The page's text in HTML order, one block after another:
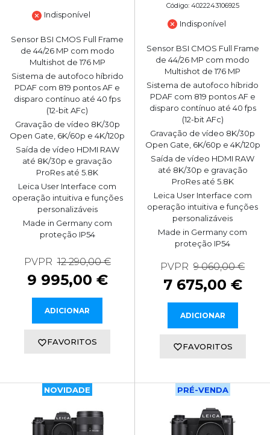
Indisponível
Sensor BSI CMOS Full Frame
de 44/26 MP com modo
Multishot de 176 MP
Sistema de autofoco híbrido
PDAF com 819 pontos AF e
disparo contínuo até 40 fps
(12-bit AFc)
Gravação de vídeo 8K/30p
Open Gate, 6K/60p e 4K/120p
Saída de vídeo HDMI RAW
até 8K/30p e gravação
ProRes até 5.8K
Leica User Interface com
operação intuitiva e funções
personalizáveis
Made in Germany com
proteção IP54
PVPR 12 290,00 €
9 995,00 €
ADICIONAR
FAVORITOS
Código: 4022243106925
Indisponível
Sensor BSI CMOS Full Frame
de 44/26 MP com modo
Multishot de 176 MP
Sistema de autofoco híbrido
PDAF com 819 pontos AF e
disparo contínuo até 40 fps
(12-bit AFc)
Gravação de vídeo 8K/30p
Open Gate, 6K/60p e 4K/120p
Saída de vídeo HDMI RAW
até 8K/30p e gravação
ProRes até 5.8K
Leica User Interface com
operação intuitiva e funções
personalizáveis
Made in Germany com
proteção IP54
PVPR 9 060,00 €
7 675,00 €
ADICIONAR
FAVORITOS
NOVIDADE PRÉ-VENDA